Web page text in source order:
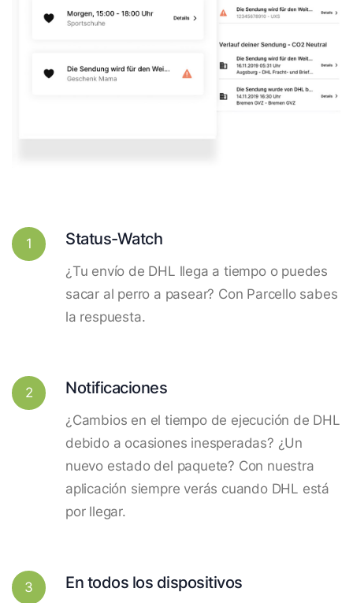
1 Status-Watch
¿Tu envío de DHL llega a tiempo o puedes
sacar al perro a pasear? Con Parcello sabes
la respuesta.
2 Notificaciones
¿Cambios en el tiempo de ejecución de DHL
debido a ocasiones inesperadas? ¿Un
nuevo estado del paquete? Con nuestra
aplicación siempre verás cuando DHL está
por llegar.
3 En todos los dispositivos